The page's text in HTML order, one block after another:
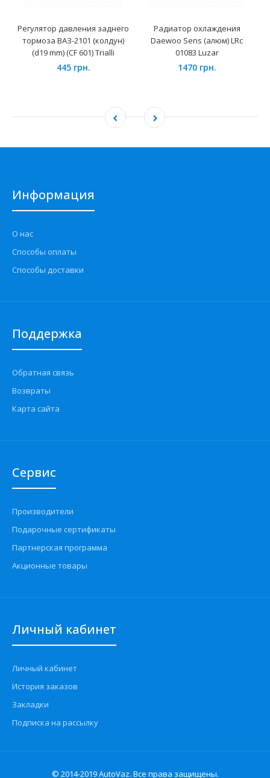
Регулятор давления заднего
тормоза ВАЗ-2101 (колдун)
(d19 mm) (CF 601) Trialli
445 грн.
Радиатор охлаждения
Daewoo Sens (алюм) LRc
01083 Luzar
1470 грн.
Информация
О нас
Способы оплаты
Способы доставки
Поддержка
Обратная связь
Возвраты
Карта сайта
Сервис
Производители
Подарочные сертификаты
Партнерская программа
Акционные товары
Личный кабинет
Личный кабинет
История заказов
Закладки
Подписка на рассылку
© 2014-2019 AutoVaz. Все права защищены.